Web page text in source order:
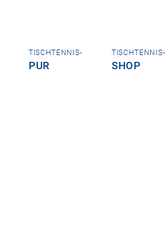
TISCHTENNIS-
PUR
TISCHTENNIS-
SHOP